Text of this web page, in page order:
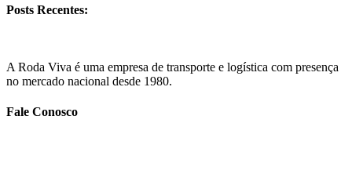
Posts Recentes:
A Roda Viva é uma empresa de transporte e logística com presença
no mercado nacional desde 1980.
Fale Conosco